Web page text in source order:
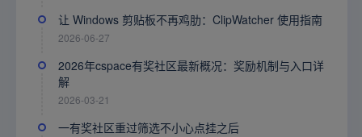
让 Windows 剪贴板不再鸡肋：ClipWatcher 使用指南
2026-06-27
2026年cspace有奖社区最新概况：奖励机制与入口详
解
2026-03-21
一有奖社区重过筛选不小心点挂之后